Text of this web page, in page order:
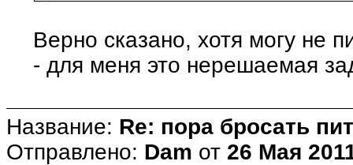
Верно сказано, хотя могу не
- для меня это нерешаемая
Название: Re: пора бросать
Отправлено: Dam от 26 Мая